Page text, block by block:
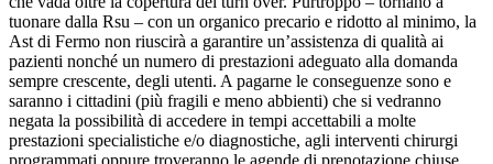
tuonare dalla Rsu – con un organico precario e ridotto al minimo, la
Ast di Fermo non riuscirà a garantire un’assistenza di qualità ai
pazienti nonché un numero di prestazioni adeguato alla domanda
sempre crescente, degli utenti. A pagarne le conseguenze sono e
saranno i cittadini (più fragili e meno abbienti) che si vedranno
negata la possibilità di accedere in tempi accettabili a molte
prestazioni specialistiche e/o diagnostiche, agli interventi chirurgi
programmati oppure troveranno le agende di prenotazione chiuse.